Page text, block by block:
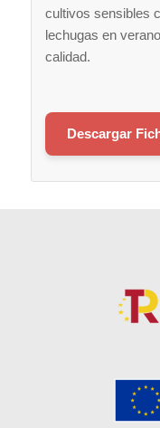
cultivos sensibles
lechugas en
calidad.
Descargar